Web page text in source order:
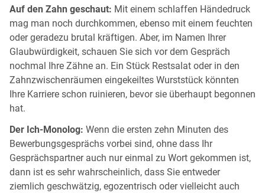
Auf den Zahn geschaut: Mit einem schlaffen Händedruck
mag man noch durchkommen, ebenso mit einem feuchten
oder geradezu brutal kräftigen. Aber, im Namen Ihrer
Glaubwürdigkeit, schauen Sie sich vor dem Gespräch
nochmal Ihre Zähne an. Ein Stück Restsalat oder in den
Zahnzwischenräumen eingekeiltes Wurststück könnten
Ihre Karriere schon ruinieren, bevor sie überhaupt begonnen
hat.
Der Ich-Monolog: Wenn die ersten zehn Minuten des
Bewerbungsgesprächs vorbei sind, ohne dass Ihr
Gesprächspartner auch nur einmal zu Wort gekommen ist,
dann ist es sehr wahrscheinlich, dass Sie entweder
ziemlich geschwätzig, egozentrisch oder vielleicht auch